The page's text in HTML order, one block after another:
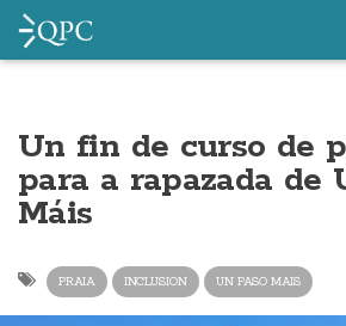
Un fin de curso de
para a rapazada de
Máis
PRAIA INCLUSION UN PASO MAIS